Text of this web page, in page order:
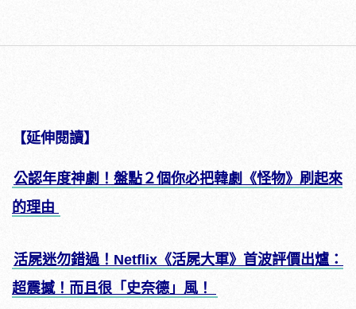
【延伸閱讀】
公認年度神劇！盤點２個你必把韓劇《怪物》刷起來
的理由
活屍迷勿錯過！Netflix《活屍大軍》首波評價出爐：
超震撼！而且很「史奈德」風！